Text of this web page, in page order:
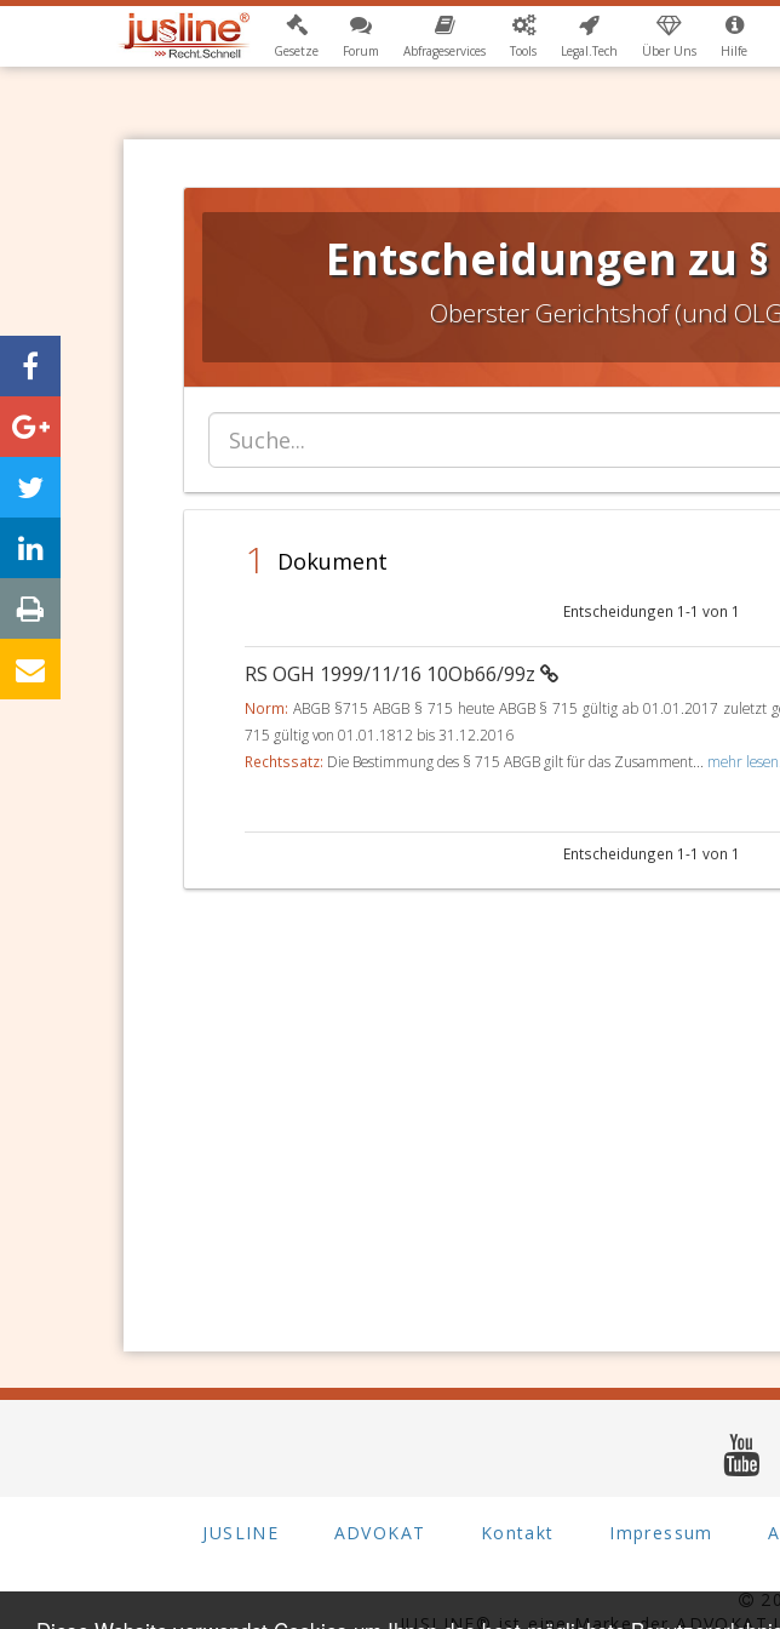
Gesetze Forum Abfrageservices Tools Legal.Tech Über Uns Hilfe
Entscheidungen zu §
Oberster Gerichtshof (und
1 Dokument
Entscheidungen 1-1 von 1
RS OGH 1999/11/16 10Ob66/99z
Norm: ABGB §715 ABGB § 715 heute ABGB § 715 gültig ab 01.01.2017 zuletzt
715 gültig von 01.01.1812 bis 31.12.2016
Rechtssatz: Die Bestimmung des § 715 ABGB gilt für das Zusamment... mehr lesen...
Entscheidungen 1-1 von 1
JUSLINE ADVOKAT Kontakt Impressum
JUSLINE® ist eine Marke der